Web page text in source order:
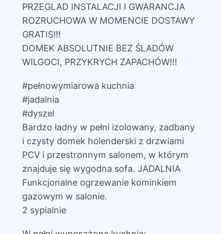
PRZEGLAD INSTALACJI I GWARANCJA
ROZRUCHOWA W MOMENCIE DOSTAWY
GRATIS!!!
DOMEK ABSOLUTNIE BEZ ŚLADÓW
WILGOCI, PRZYKRYCH ZAPACHÓW!!!
#pełnowymiarowa kuchnia
#jadalnia
#dyszel
Bardzo ładny w pełni izolowany, zadbany
i czysty domek holenderski z drzwiami
PCV i przestronnym salonem, w którym
znajduje się wygodna sofa. JADALNIA
Funkcjonalne ogrzewanie kominkiem
gazowym w salonie.
2 sypialnie